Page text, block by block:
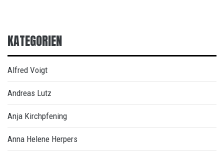
KATEGORIEN
Alfred Voigt
Andreas Lutz
Anja Kirchpfening
Anna Helene Herpers